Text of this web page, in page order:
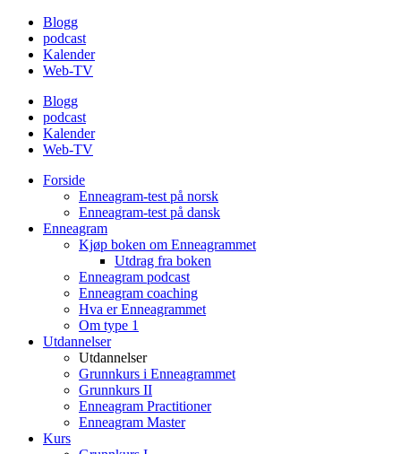
Blogg
podcast
Kalender
Web-TV
Blogg
podcast
Kalender
Web-TV
Forside
Enneagram-test på norsk
Enneagram-test på dansk
Enneagram
Kjøp boken om Enneagrammet
Utdrag fra boken
Enneagram podcast
Enneagram coaching
Hva er Enneagrammet
Om type 1
Utdannelser
Utdannelser
Grunnkurs i Enneagrammet
Grunnkurs II
Enneagram Practitioner
Enneagram Master
Kurs